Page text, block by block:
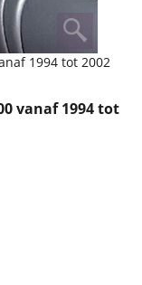
1994 tot 2002
vanaf 1994 tot